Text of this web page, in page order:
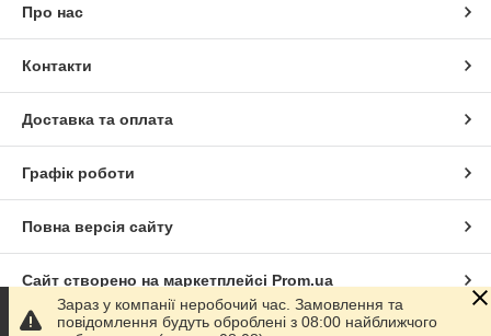
Про нас
Контакти
Доставка та оплата
Графік роботи
Повна версія сайту
Сайт створено на маркетплейсі Prom.ua
Зараз у компанії неробочий час. Замовлення та
повідомлення будуть оброблені з 08:00 найближчого